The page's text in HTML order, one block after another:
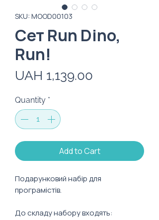
SKU: MOOD00103
Сет Run Dino,
Run!
UAH 1,139.00
Quantity *
Add to Cart
Подарунковий набір для
програмістів.
До складу набору входять: